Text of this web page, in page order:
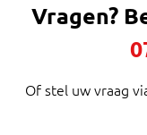
Vragen?
Of stel uw vraag